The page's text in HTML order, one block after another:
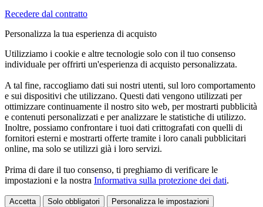
Recedere dal contratto
Personalizza la tua esperienza di acquisto
Utilizziamo i cookie e altre tecnologie solo con il tuo consenso
individuale per offrirti un'esperienza di acquisto personalizzata.
A tal fine, raccogliamo dati sui nostri utenti, sul loro comportamento
e sui dispositivi che utilizzano. Questi dati vengono utilizzati per
ottimizzare continuamente il nostro sito web, per mostrarti pubblicità
e contenuti personalizzati e per analizzare le statistiche di utilizzo.
Inoltre, possiamo confrontare i tuoi dati crittografati con quelli di
fornitori esterni e mostrarti offerte tramite i loro canali pubblicitari
online, ma solo se utilizzi già i loro servizi.
Prima di dare il tuo consenso, ti preghiamo di verificare le
impostazioni e la nostra Informativa sulla protezione dei dati.
Accetta Solo obbligatori Personalizza le impostazioni